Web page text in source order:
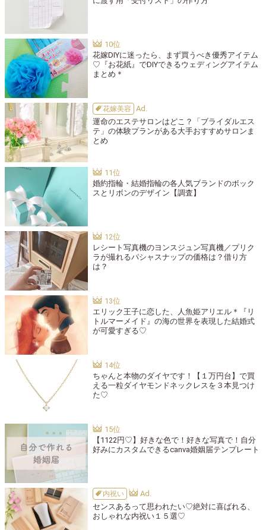
花嫁DIYに迷ったら、まず買うべき優秀アイテム
♡『お花紙』でDIYできるウェディングアイテム
まとめ＊
花嫁美容
運命のエステサロンはどこ？「ブライダルエス
テ」の体験プランがある大手おすすめサロンま
とめ
婚約指輪・結婚指輪の各人気ブランドのボック
スとリボンのデザイン【調査】
レシート写真機のヨンスジュン写真機／プリク
ラが撮れるパシャスナップの価格は？借り方
は？
エリック王子に恋した、人魚姫アリエル＊『リ
トルマーメイド』の海の世界を表現した結婚式
が可愛すぎる♡
ちゃんと本物のダイヤです！【１万円台】で買
える一粒ダイヤモンドネックレスを３本見つけ
た♡
【1122円♡】好きな色で！好きな写真で！自分
好みにカスタムできるcanva婚姻届テンプレート
内祝い
センスあるって思われたい♡絶対に喜ばれる、
おしゃれな内祝い１５選♡